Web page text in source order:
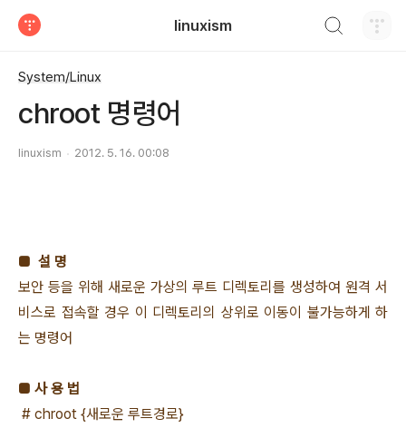
linuxism
System/Linux
chroot 명령어
linuxism 2012. 5. 16. 00:08
■ 설 명
보안 등을 위해 새로운 가상의 루트 디렉토리를 생성하여 원격 서
비스로 접속할 경우 이 디렉토리의 상위로 이동이 불가능하게 하
는 명령어
■ 사 용 법
# chroot {새로운 루트경로}